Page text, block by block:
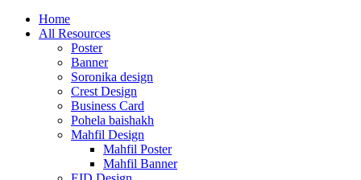
Home
All Resources
Poster
Banner
Soronika design
Crest Design
Business Card
Pohela baishakh
Mahfil Design
Mahfil Poster
Mahfil Banner